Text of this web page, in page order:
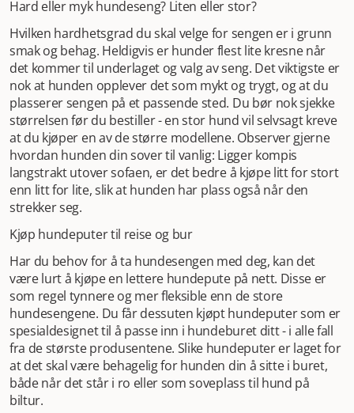
Hard eller myk hundeseng? Liten eller stor?
Hvilken hardhetsgrad du skal velge for sengen er i grunn
smak og behag. Heldigvis er hunder flest lite kresne når
det kommer til underlaget og valg av seng. Det viktigste er
nok at hunden opplever det som mykt og trygt, og at du
plasserer sengen på et passende sted. Du bør nok sjekke
størrelsen før du bestiller - en stor hund vil selvsagt kreve
at du kjøper en av de større modellene. Observer gjerne
hvordan hunden din sover til vanlig: Ligger kompis
langstrakt utover sofaen, er det bedre å kjøpe litt for stort
enn litt for lite, slik at hunden har plass også når den
strekker seg.
Kjøp hundeputer til reise og bur
Har du behov for å ta hundesengen med deg, kan det
være lurt å kjøpe en lettere hundepute på nett. Disse er
som regel tynnere og mer fleksible enn de store
hundesengene. Du får dessuten kjøpt hundeputer som er
spesialdesignet til å passe inn i hundeburet ditt - i alle fall
fra de største produsentene. Slike hundeputer er laget for
at det skal være behagelig for hunden din å sitte i buret,
både når det står i ro eller som soveplass til hund på
biltur.